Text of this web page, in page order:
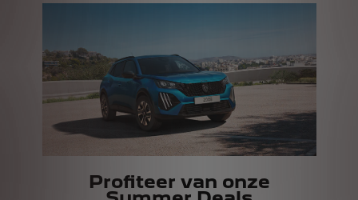
Profiteer van onze
Summer Deals